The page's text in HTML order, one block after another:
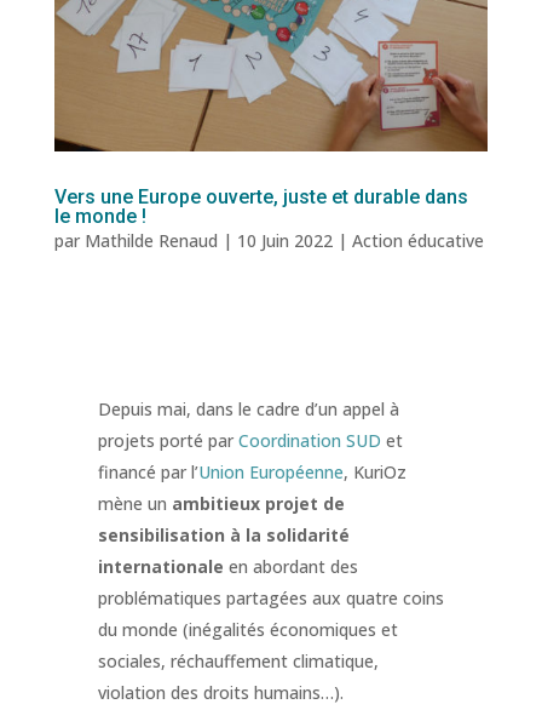
Vers une Europe ouverte, juste et durable dans
le monde !
par Mathilde Renaud | 10 Juin 2022| Action éducative
Depuis mai, dans le cadre d’un appel à
projets porté par Coordination SUD et
financé par l’Union Européenne, KuriOz
mène un ambitieux projet de
sensibilisation à la solidarité
internationale en abordant des
problématiques partagées aux quatre coins
du monde (inégalités économiques et
sociales, réchauffement climatique,
violation des droits humains…).